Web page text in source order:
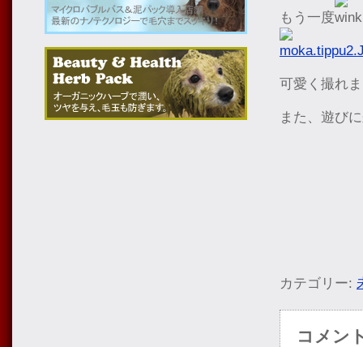
もう一度
可愛く撮れ
また、遊び
カテゴリー:
コメン